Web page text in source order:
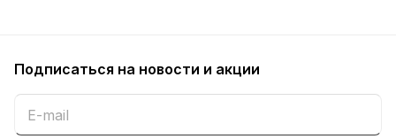
Подписаться на новости и акции